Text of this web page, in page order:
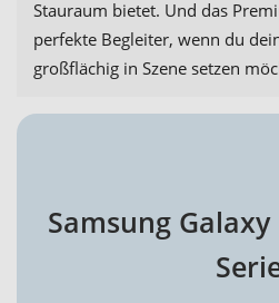
Stauraum bietet. Und das
perfekte Begleiter, wenn du
großflächig in Szene setzen
Samsung